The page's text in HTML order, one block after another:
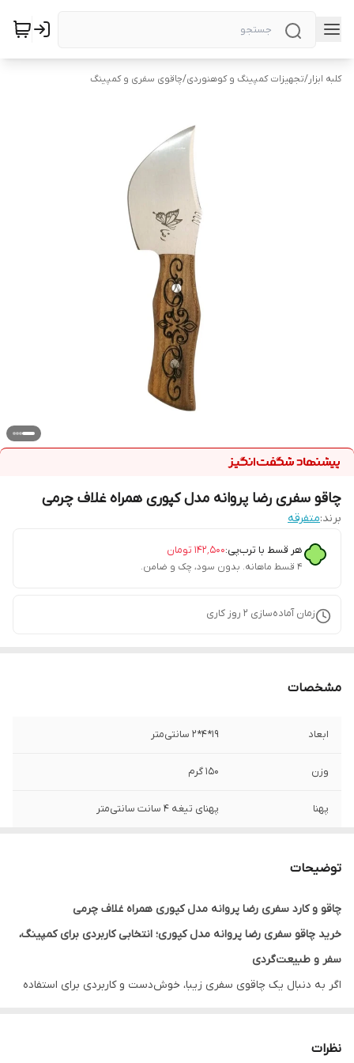
کلبه ابزار/تجهیزات کمپینگ و کوهنوردی/چاقوی سفری و کمپینگ
چاقو سفری رضا پروانه مدل کپوری همراه غلاف چرمی
برند:متفرقه
هر قسط با ترب‌پی:۱۴۲٬۵۰۰ تومان
۴ قسط ماهانه. بدون سود، چک و ضامن.
زمان آماده‌سازی 2 روز کاری
مشخصات
ابعاد 19*4*2 سانتی‌متر
وزن 150 گرم
پهنا پهنای تیغه 4 سانت سانتی‌متر
توضیحات
چاقو و کارد سفری رضا پروانه مدل کپوری همراه غلاف چرمی
خرید چاقو سفری رضا پروانه مدل کپوری؛ انتخابی کاربردی برای کمپینگ،
سفر و طبیعت‌گردی
اگر به دنبال یک چاقوی سفری زیبا، خوش‌دست و کاربردی برای استفاده
نظرات